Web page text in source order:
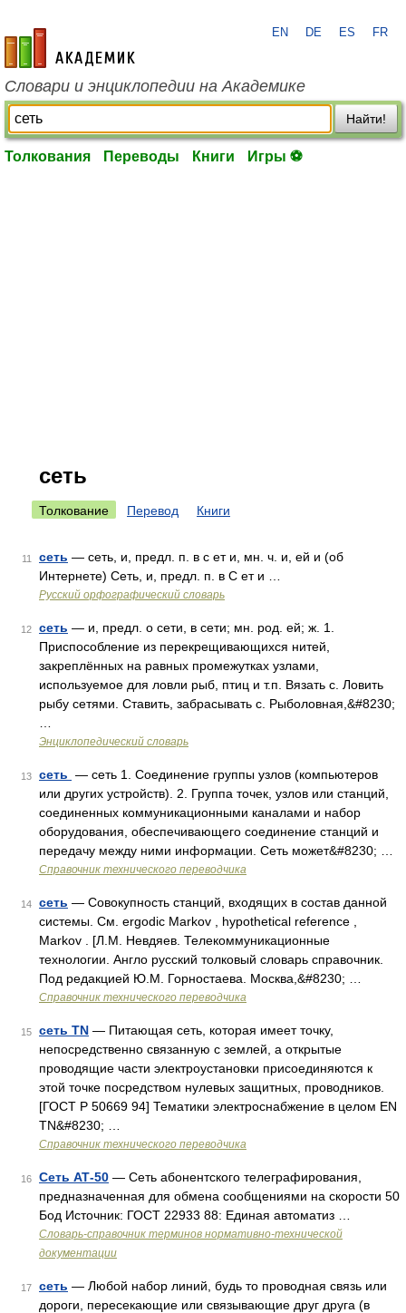
academic.ru
EN DE ES FR
Словари и энциклопедии на Академике
Найти!
Толкования Переводы Книги Игры ⚽
сеть
Толкование Перевод Книги
11 сеть — сеть, и, предл. п. в с ет и, мн. ч. и, ей и (об
Интернете) Сеть, и, предл. п. в С ет и …
Русский орфографический словарь
12 сеть — и, предл. о сети, в сети; мн. род. ей; ж. 1.
Приспособление из перекрещивающихся нитей,
закреплённых на равных промежутках узлами,
используемое для ловли рыб, птиц и т.п. Вязать с. Ловить
рыбу сетями. Ставить, забрасывать с. Рыболовная,&#8230;
Энциклопедический словарь
13 сеть — сеть 1. Соединение группы узлов (компьютеров
или других устройств). 2. Группа точек, узлов или станций,
соединенных коммуникационными каналами и набор
оборудования, обеспечивающего соединение станций и
передачу между ними информации. Сеть может&#8230; …
Справочник технического переводчика
14 сеть — Совокупность станций, входящих в состав данной
системы. См. ergodic Markov , hypothetical reference ,
Markov . [Л.М. Невдяев. Телекоммуникационные
технологии. Англо русский толковый словарь справочник.
Под редакцией Ю.М. Горностаева. Москва,&#8230; …
Справочник технического переводчика
15 сеть TN — Питающая сеть, которая имеет точку,
непосредственно связанную с землей, а открытые
проводящие части электроустановки присоединяются к
этой точке посредством нулевых защитных, проводников.
[ГОСТ Р 50669 94] Тематики электроснабжение в целом EN
TN&#8230; …
Справочник технического переводчика
16 Сеть АТ-50 — Сеть абонентского телеграфирования,
предназначенная для обмена сообщениями на скорости 50
Бод Источник: ГОСТ 22933 88: Единая автоматиз …
Словарь-справочник терминов нормативно-технической
документации
17 сеть — Любой набор линий, будь то проводная связь или
дороги, пересекающие или связывающие друг друга (в